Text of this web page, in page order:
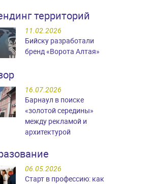
территорий
11.02.2026
Бийску разработали
бренд «Ворота Алтая»
16.07.2026
Барнаул в поиске
«золотой середины»
между рекламой и
архитектурой
06.05.2026
Старт в профессию: как